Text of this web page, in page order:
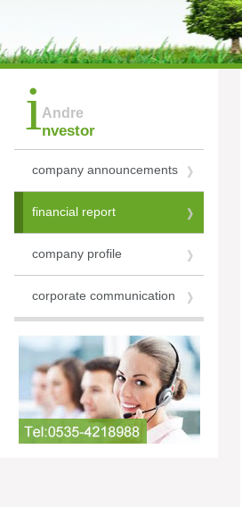
iAndre
nvestor
company announcements 》
financial report 》
company profile 》
corporate communication 》